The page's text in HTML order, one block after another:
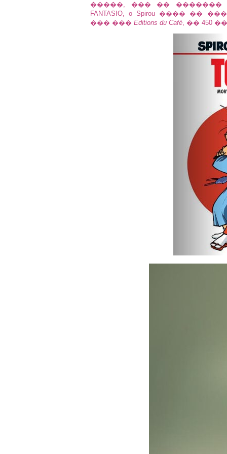
�����, ��� �� �������
FANTASIO, o Spirou ����
��� ��� Editions du Café, �� 450